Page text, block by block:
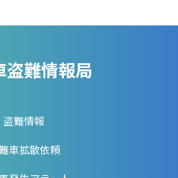
盗難情報局
盗難情報
車拡散依頼